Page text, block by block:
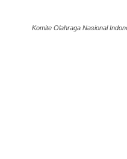
Komite Olahraga Nasional